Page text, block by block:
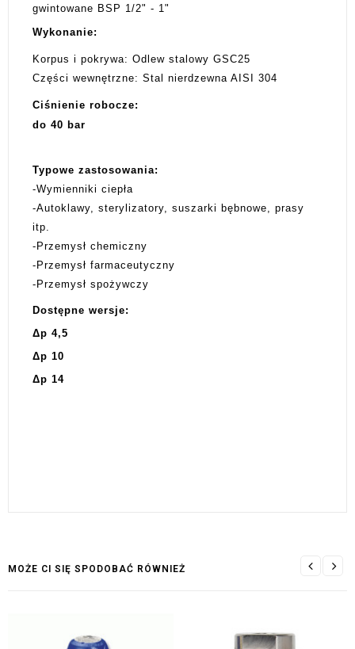
gwintowane BSP 1/2" - 1"
Wykonanie:
Korpus i pokrywa: Odlew stalowy GSC25
Części wewnętrzne: Stal nierdzewna AISI 304
Ciśnienie robocze:
do 40 bar
Typowe zastosowania:
-Wymienniki ciepła
-Autoklawy, sterylizatory, suszarki bębnowe, prasy
itp.
-Przemysł chemiczny
-Przemysł farmaceutyczny
-Przemysł spożywczy
Dostępne wersje:
Δp 4,5
Δp 10
Δp 14
MOŻE CI SIĘ SPODOBAĆ RÓWNIEŻ